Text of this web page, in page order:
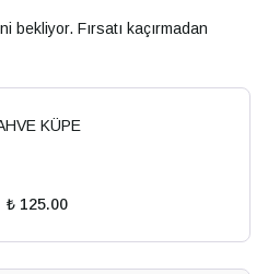
bekliyor. Fırsatı kaçırmadan
KÜPE
₺ 125.00